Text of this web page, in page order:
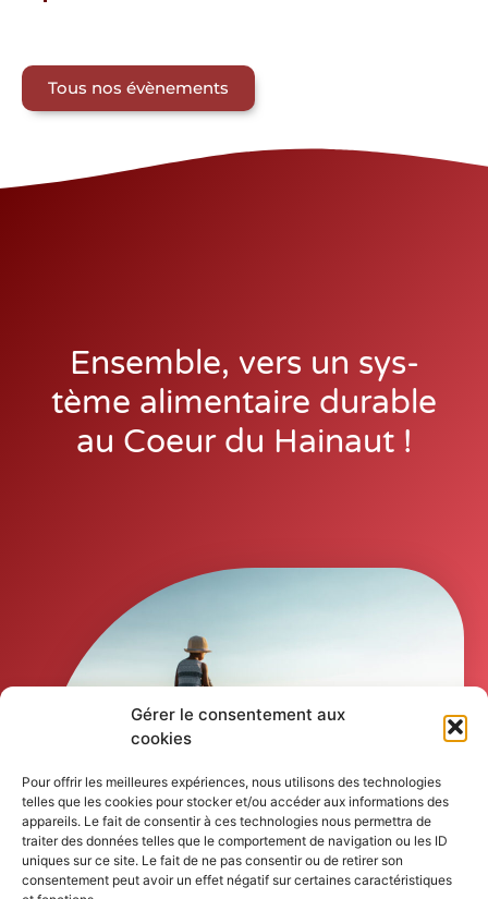
Gérer le consentement aux
cookies
Pour offrir les meilleures expériences, nous utilisons des technologies
telles que les cookies pour stocker et/ou accéder aux informations des
appareils. Le fait de consentir à ces technologies nous permettra de
traiter des données telles que le comportement de navigation ou les ID
uniques sur ce site. Le fait de ne pas consentir ou de retirer son
consentement peut avoir un effet négatif sur certaines caractéristiques
Tous nos évènements
Ensemble, vers un sys­
tème ali­men­taire durable
au Coeur du Hainaut !